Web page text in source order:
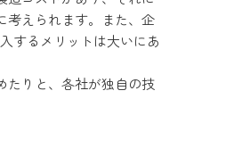
考えられます。また、企
するメリットは大いにあ
たりと、各社が独自の技